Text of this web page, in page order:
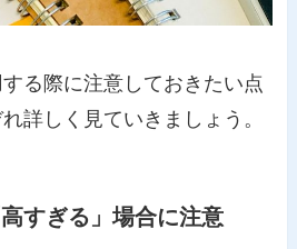
る際に注意しておきたい点
詳しく見ていきましょう。
すぎる」場合に注意